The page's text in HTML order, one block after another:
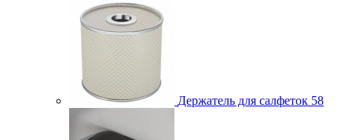
Держатель для салфеток 58